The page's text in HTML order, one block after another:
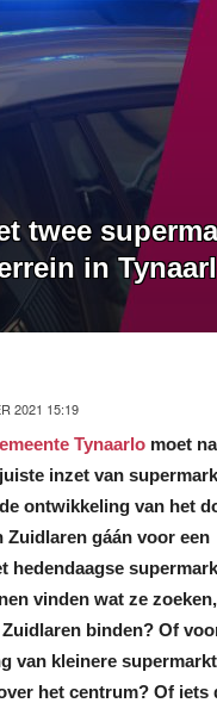
twee
in
2021 15:19
Tynaarlomoet
inzet van
ontwikkeling van het
Zuidlaren gáán voor een
hedendaagse
vinden wat ze
binden? Of
van kleinere
het centrum? Of iets